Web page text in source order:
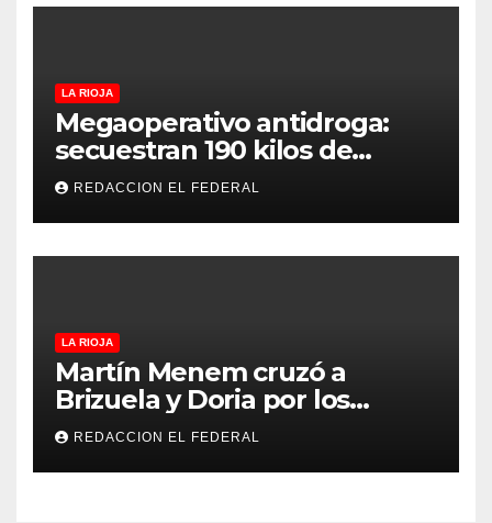
LA RIOJA
Megaoperativo antidroga:
secuestran 190 kilos de
marihuana que tenían como
destino La Rioja y Catamarca
REDACCION EL FEDERAL
LA RIOJA
Martín Menem cruzó a
Brizuela y Doria por los
incendios en Guanchín:
“Miente descaradamente”
REDACCION EL FEDERAL